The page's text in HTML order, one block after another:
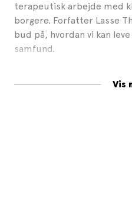
terapeutisk arbejde med
borgere. Forfatter Lasse
bud på, hvordan vi kan
samfund.
opstået livskrise. For
Vis